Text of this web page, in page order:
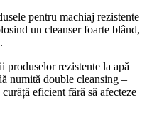
pentru machiaj rezistente
un cleanser foarte blând,
produselor rezistente la apă
numită double cleansing –
eficient fără să afecteze